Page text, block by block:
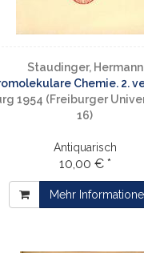
Staudinger, Hermann
Chemie. 2.
1954 (Freiburger
16)
Antiquarisch
10,00 € *
Mehr